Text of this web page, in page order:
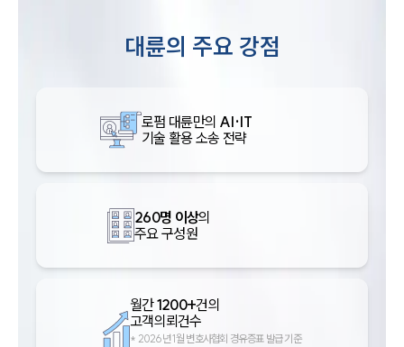
대륜의 주요 강점
로펌 대륜만의 AI·IT
기술 활용 소송 전략
260명 이상의
주요 구성원
월간1200+건의
고객의뢰건수
* 2026년 1월 변호사협회 경유증표 발급 기준